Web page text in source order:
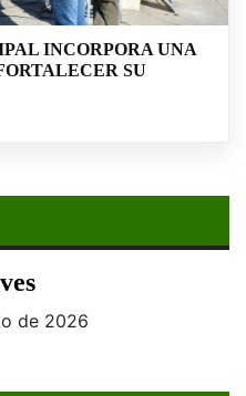
INCORPORA UNA
SU
de 2026